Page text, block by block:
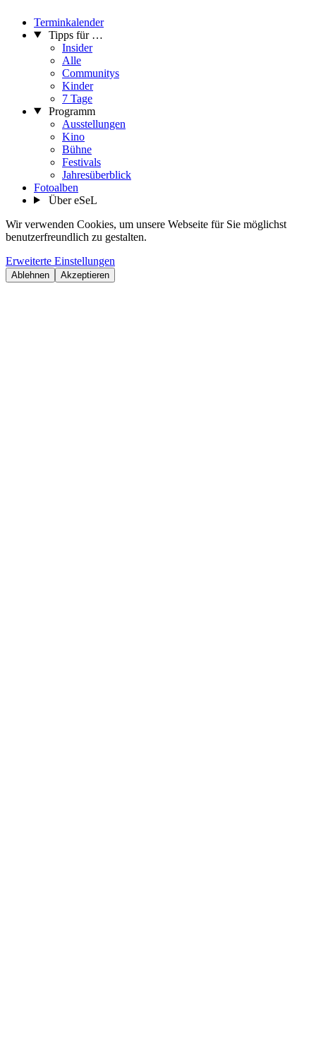
Terminkalender
Tipps für …
Insider
Alle
Communitys
Kinder
7 Tage
Programm
Ausstellungen
Kino
Bühne
Festivals
Jahresüberblick
Fotoalben
Über eSeL
Wir verwenden Cookies, um unsere Webseite für Sie möglichst
benutzerfreundlich zu gestalten.
Erweiterte Einstellungen
Ablehnen Akzeptieren